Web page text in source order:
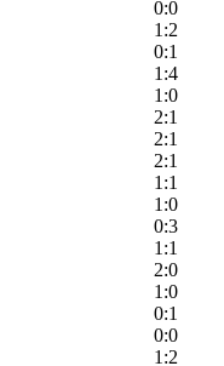
0:0
1:2
0:1
1:4
1:0
2:1
2:1
2:1
1:1
1:0
0:3
1:1
2:0
1:0
0:1
0:0
1:2